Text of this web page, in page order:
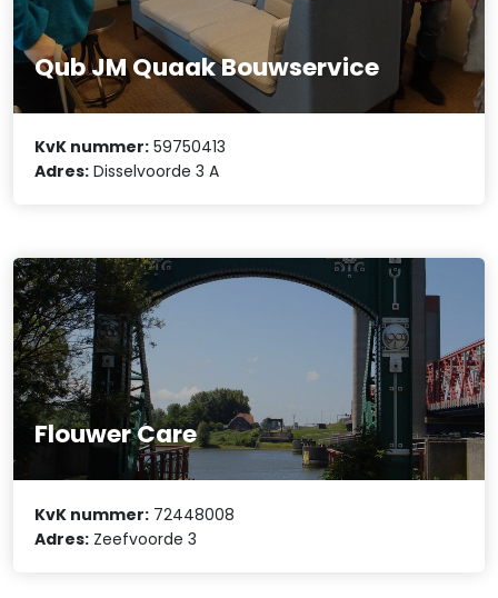
Qub JM Quaak Bouwservice
KvK nummer: 59750413
Adres: Disselvoorde 3 A
Flouwer Care
KvK nummer: 72448008
Adres: Zeefvoorde 3